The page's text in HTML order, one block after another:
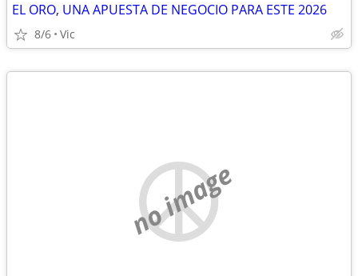
EL ORO, UNA APUESTA DE NEGOCIO PARA ESTE 2026
8/6 Vic
no image